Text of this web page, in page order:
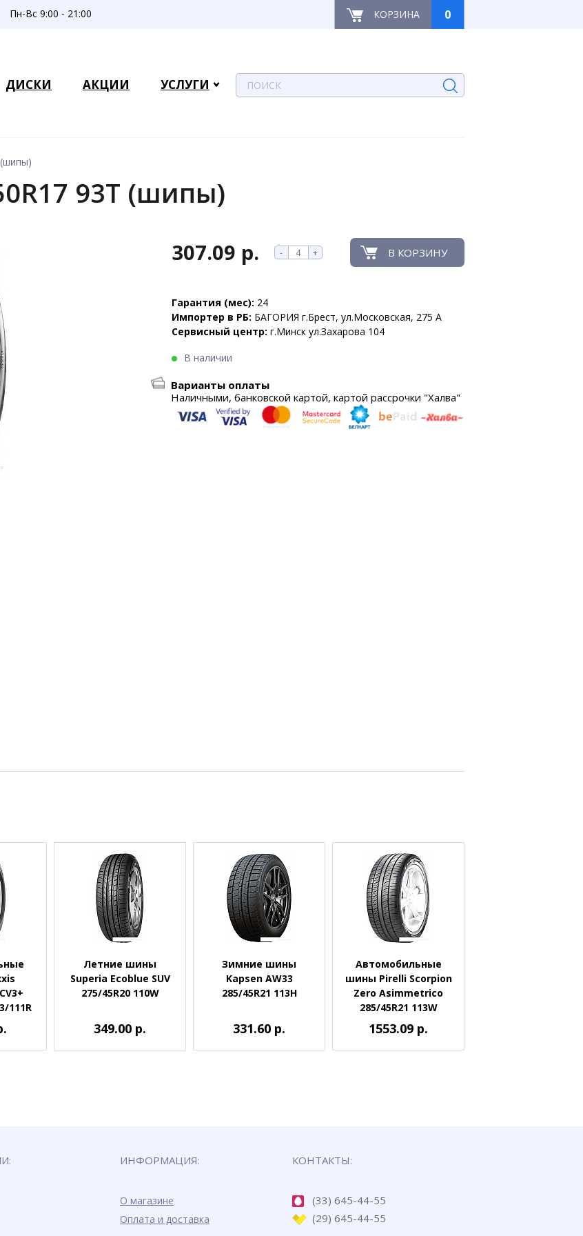
Пн-Вс 9:00 - 21:00 КОРЗИНА 0
ДИСКИ АКЦИИ УСЛУГИ
93T (шипы)
307.09 р. - + В КОРЗИНУ
Гарантия (мес): 24
Импортер в РБ: БАГОРИЯ г.Брест, ул.Московская, 275 А
Сервисный центр: г.Минск ул.Захарова 104
В наличии
Варианты оплаты
Наличными, банковской картой, картой рассрочки "Халва"
111R
Летние шины
Superia Ecoblue SUV
275/45R20 110W
349.00 р.
Зимние шины
Kapsen AW33
285/45R21 113H
331.60 р.
Автомобильные
шины Pirelli Scorpion
Zero Asimmetrico
285/45R21 113W
1553.09 р.
ИНФОРМАЦИЯ:
О магазине
Оплата и доставка
КОНТАКТЫ:
(33) 645-44-55
(29) 645-44-55